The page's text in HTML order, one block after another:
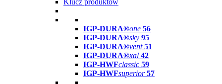
Klucz produktów
IGP-DURA®one 56
IGP-DURA®sky 95
IGP-DURA®vent 51
IGP-DURA®xal 42
IGP-HWFclassic 59
IGP-HWFsuperior 57